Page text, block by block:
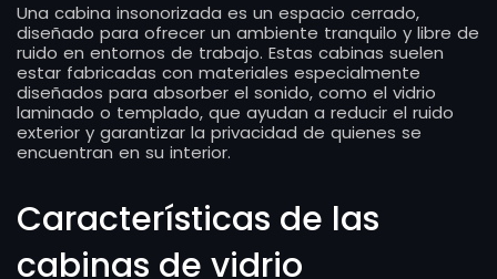
Una cabina insonorizada es un espacio cerrado,
diseñado para ofrecer un ambiente tranquilo y libre de
ruido en entornos de trabajo. Estas cabinas suelen
estar fabricadas con materiales especialmente
diseñados para absorber el sonido, como el vidrio
laminado o templado, que ayudan a reducir el ruido
exterior y garantizar la privacidad de quienes se
encuentran en su interior.
Características de las
cabinas de vidrio